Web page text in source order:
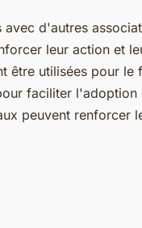
d'autres
leur action et
être utilisées pour le
faciliter l'adoption
peuvent renforcer